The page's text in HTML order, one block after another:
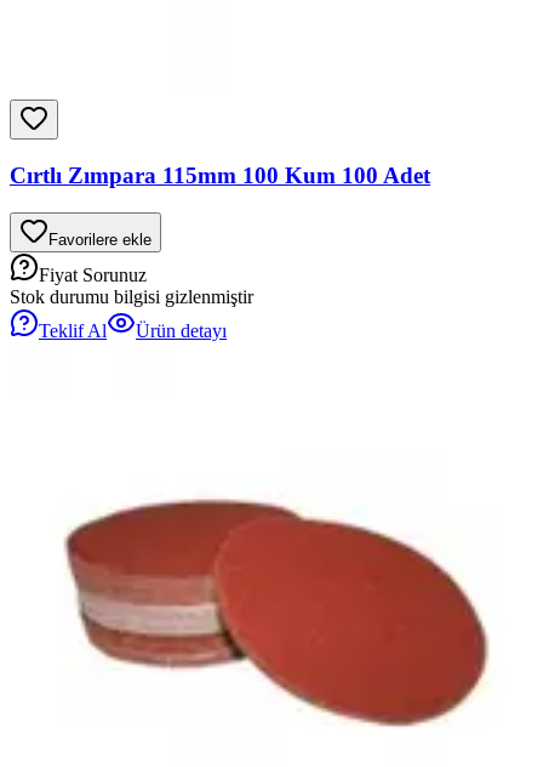
Cırtlı Zımpara 115mm 100 Kum 100 Adet
Favorilere ekle
Fiyat Sorunuz
Stok durumu bilgisi gizlenmiştir
Teklif Al
Ürün detayı